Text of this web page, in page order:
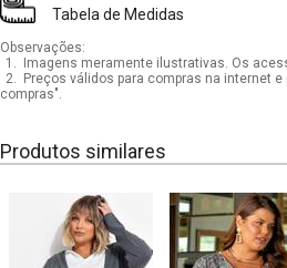
Tabela de Medidas
Observações:
1.
Imagens meramente ilustrativas. Os
2.
Preços válidos para compras na internet
compras".
Produtos similares